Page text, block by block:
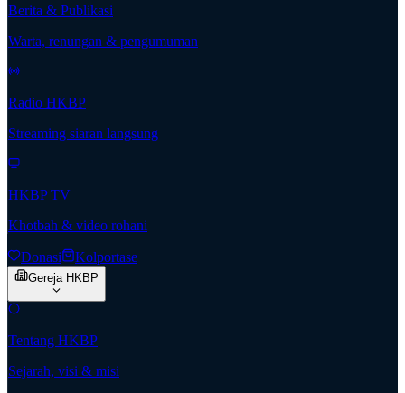
Berita & Publikasi
Warta, renungan & pengumuman
Radio HKBP
Streaming siaran langsung
HKBP TV
Khotbah & video rohani
Donasi Kolportase
Gereja HKBP
Tentang HKBP
Sejarah, visi & misi